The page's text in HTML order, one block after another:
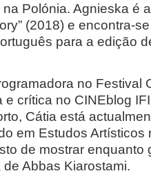
Polónia. Agnieska é
(2018) e encontra-
para a edição
no Festival
e crítica no CINEblog
Cátia está
em Estudos Artísticos
de mostrar enquanto
Abbas Kiarostami.